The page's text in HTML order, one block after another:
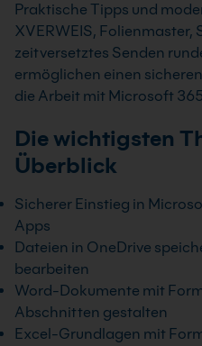
Praktische Tipps und
XVERWEIS, Folienmaster,
zeitversetztes Senden
ermöglichen einen
die Arbeit mit Microsoft
Die wichtigsten
Überblick
Sicherer Einstieg in
Apps
Dateien in OneDrive
bearbeiten
Word-Dokumente mit
Abschnitten gestalten
Excel-Grundlagen mit